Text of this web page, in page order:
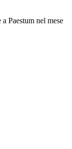
Paestum nel mese